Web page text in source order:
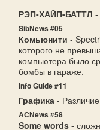
РЭП-ХАЙП-БАТТЛ -
SibNews #05
Комьюнити -
которого не
компьютера было
бомбы в гараже.
Info Guide #11
Графика -
ACNews #58
Some words -